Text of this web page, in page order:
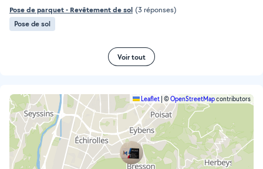
Pose de parquet - Revêtement de sol (3 réponses)
Pose de sol
Voir tout
Leaflet ©OpenStreetMapcontributors